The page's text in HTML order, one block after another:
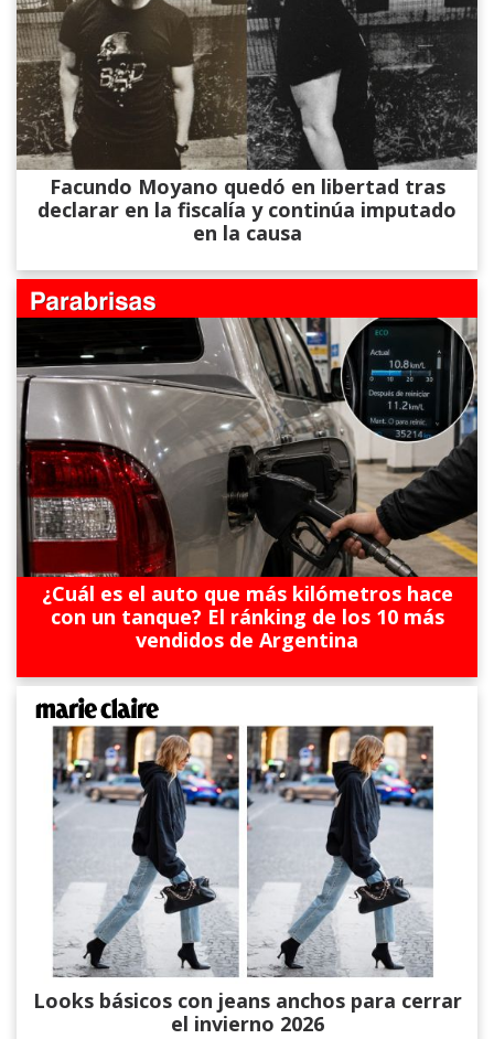
Facundo Moyano quedó en libertad tras
declarar en la fiscalía y continúa imputado
en la causa
¿Cuál es el auto que más kilómetros hace
con un tanque? El ránking de los 10 más
vendidos de Argentina
Looks básicos con jeans anchos para cerrar
el invierno 2026